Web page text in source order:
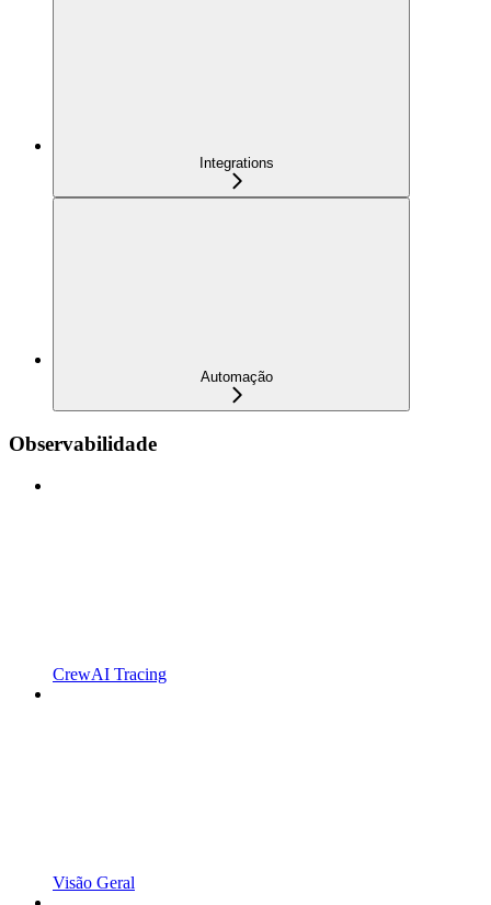
Integrations
Automação
Observabilidade
CrewAI Tracing
Visão Geral